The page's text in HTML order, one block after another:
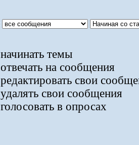
начинать темы
отвечать на сообщения
редактировать свои
удалять свои сообщения
голосовать в опросах